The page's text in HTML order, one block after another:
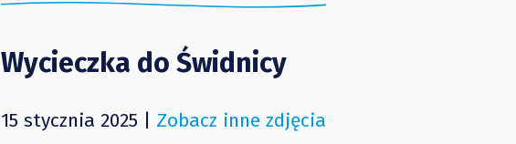
Wycieczka do Świdnicy
15 stycznia 2025 | Zobacz inne zdjęcia